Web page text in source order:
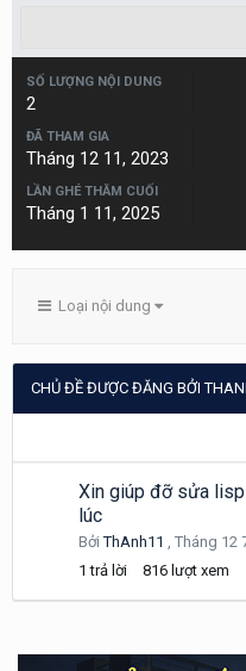
SỐ LƯỢNG NỘI DUNG
2
ĐÃ THAM GIA
Tháng 12 11, 2023
LẦN GHÉ THĂM CUỐI
Tháng 1 11, 2025
Loại nội dung
CHỦ ĐỀ ĐƯỢC ĐĂNG BỞI
Xin giúp đỡ sửa
lúc
BởiThAnh11 , Tháng 12
1 trả lời 816 lượt xem